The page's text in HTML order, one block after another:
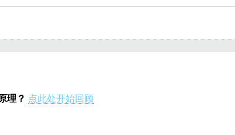
理？ 点此处开始回顾